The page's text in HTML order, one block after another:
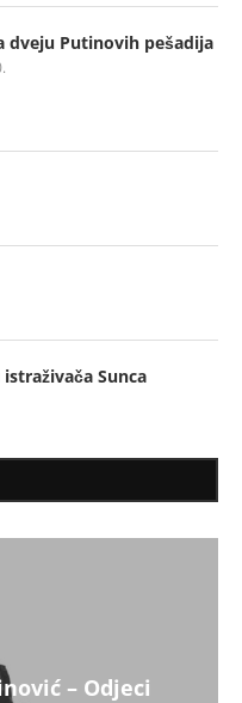
dveju Putinovih pešadija
Sunca
– Odjeci